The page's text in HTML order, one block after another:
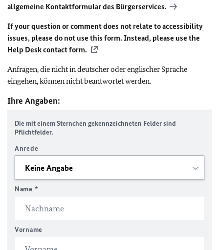
allgemeine Kontaktformular des Bürgerservices.
If your question or comment does not relate to accessibility
issues, please do not use this form. Instead, please use the
Help Desk contact form.
Anfragen, die nicht in deutscher oder englischer Sprache
eingehen, können nicht beantwortet werden.
Ihre Angaben:
Die mit einem Sternchen gekennzeichneten Felder sind
Pflichtfelder.
Anrede
Name *
Vorname